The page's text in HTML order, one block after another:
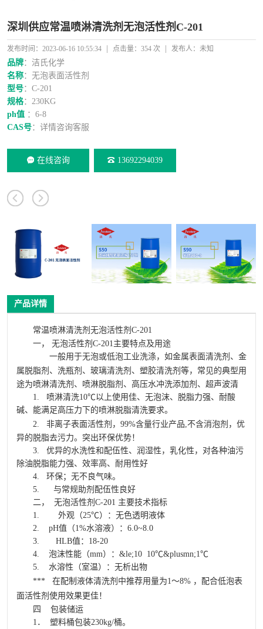
深圳供应常温喷淋清洗剂无泡活性剂C-201
发布时间：2023-06-16 10:55:34 | 点击量：354 次 | 发布人：未知
品牌：洁氏化学
名称：无泡表面活性剂
型号：C-201
规格：230KG
ph值 ：6-8
CAS号：详情咨询客服
在线咨询 13692294039
产品详情
常温喷淋清洗剂 无泡活性剂C-201
一， 无泡活性剂C-201主要特点及用途
一般用于无泡或低泡工业洗涤，如金属表面清洗剂、金
属脱脂剂、洗瓶剂、 玻璃清洗剂 、塑胶清洗剂等，常见的典型用
途为喷淋清洗剂、喷淋脱脂剂、高压水冲洗添加剂、超声波清
1. 喷淋清洗10℃以上使用佳、无泡沫、脱脂力强、耐酸
碱、能满足高压力下的喷淋脱脂清洗要求。
2. 非离子表面活性剂 ，99%含量行业产品,不含消泡剂，优
异的脱脂去污力。突出环保优势！
3. 优异的水洗性和配伍性、润湿性，乳化性，对各种油污
除油脱脂能力强、效率高、耐用性好
4. 环保；无不良气味。
5. 与常规助剂配伍性良好
二， 无泡活性剂C-201 主要技术指标
1. 外观（25℃）：无色透明液体
2. pH值（1%水溶液）：6.0~8.0
3. HLB值：18-20
4. 泡沫性能（mm）：&le;10 10℃&plusmn;1℃
5. 水溶性（室温）：无析出物
*** 在配制液体清洗剂中推荐用量为1～8% ，配合低泡表
面活性剂 使用效果更佳！
四 包装储运
1． 塑料桶包装230kg/桶。